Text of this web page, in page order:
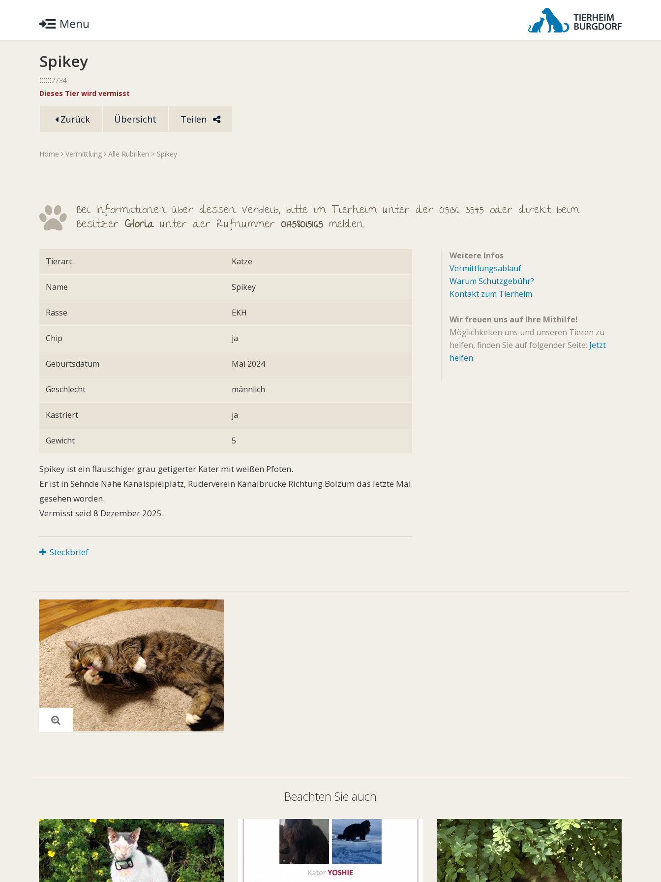
Spikey
0002734
Dieses Tier wird vermisst
Zurück Übersicht Teilen
Home Vermittlung Alle Rubriken > Spikey
Bei Informationen über dessen Verbleib, bitte im Tierheim unter der 05136 3545 oder direkt beim
Besitzer Gloriaunter der Rufnummer 01758015165 melden.
Tierart Katze
Name Spikey
Rasse EKH
Chip ja
Geburtsdatum Mai 2024
Geschlecht männlich
Kastriert ja
Gewicht 5
Spikey ist ein flauschiger grau getigerter Kater mit weißen Pfoten.
Er ist in Sehnde Nähe Kanalspielplatz, Ruderverein Kanalbrücke Richtung Bolzum das letzte Mal
gesehen worden.
Vermisst seid 8 Dezember 2025.
Steckbrief
Weitere Infos
Vermittlungsablauf
Warum Schutzgebühr?
Kontakt zum Tierheim
Wir freuen uns auf Ihre Mithilfe!
Möglichkeiten uns und unseren Tieren zu
helfen, finden Sie auf folgender Seite: Jetzt
helfen
Beachten Sie auch